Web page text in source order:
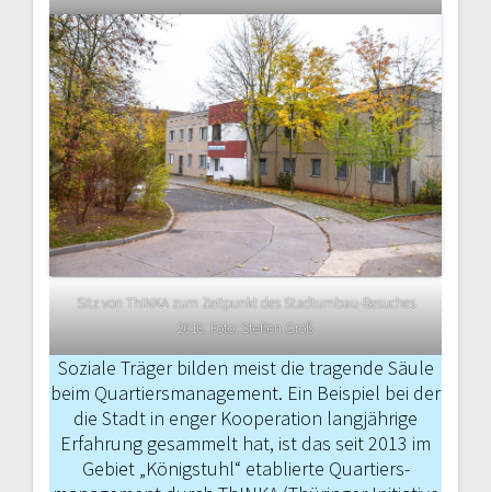
Sitz von ThINKA zum Zeitpunkt des Stadtumbau-Besuches
2018. Foto: Steffen Groß
Soziale Träger bilden meist die tragen­de Säule
beim Quartiersmanagement. Ein Beispiel bei der
die Stadt in enger Kooperation langjährige
Erfahrung gesammelt hat, ist das seit 2013 im
Gebiet „Königs­tuhl“ etablierte Quartiers­